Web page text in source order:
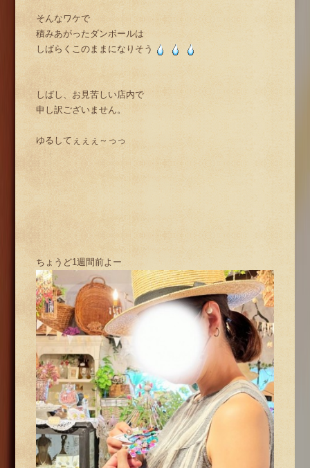
そんなワケで
積みあがったダンボールは
しばらくこのままになりそう
しばし、お見苦しい店内で
申し訳ございません。
ゆるしてぇぇぇ～っっ
ちょうど1週間前よー